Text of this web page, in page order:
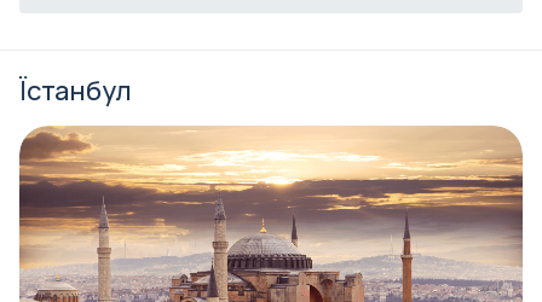
Їстанбул